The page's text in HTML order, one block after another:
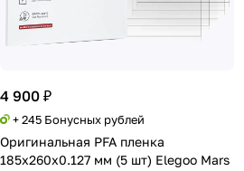
4 900 ₽
+ 245 Бонусных рублей
Оригинальная PFA пленка
185x260x0.127 мм (5 шт) Elegoo Mars